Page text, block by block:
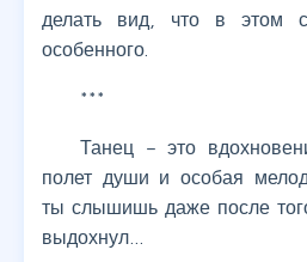
делать вид, что в этом
особенного.
***
Танец – это
полет души и особая
ты слышишь даже после
выдохнул…